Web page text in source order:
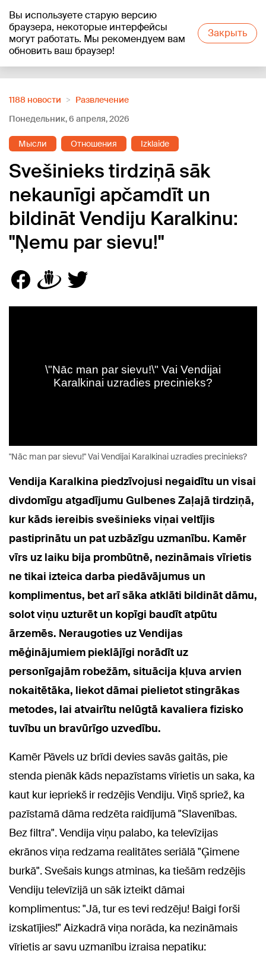
Вы используете старую версию
браузера, некоторые интерфейсы
могут работать. Мы рекомендуем вам
обновить ваш браузер!
Закрыть
+19°C
1188 новости
Развлечение
Понедельник, 6 апреля, 2026
Мысли Отношения Izklaide
Svešinieks tirdziņā sāk
nekaunīgi apčamdīt un
bildināt Vendiju Karalkinu:
"Ņemu par sievu!"
"Nāc man par sievu!" Vai Vendijai Karalkinai uzradies precinieks?
Vendija Karalkina piedzīvojusi negaidītu un visai
divdomīgu atgadījumu Gulbenes Zaļajā tirdziņā,
kur kāds iereibis svešinieks viņai veltījis
pastiprinātu un pat uzbāzīgu uzmanību. Kamēr
vīrs uz laiku bija prombūtnē, nezināmais vīrietis
ne tikai izteica darba piedāvājumus un
komplimentus, bet arī sāka atklāti bildināt dāmu,
solot viņu uzturēt un kopīgi baudīt atpūtu
ārzemēs. Neraugoties uz Vendijas
mēģinājumiem pieklājīgi norādīt uz
personīgajām robežām, situācija kļuva arvien
nokaitētāka, liekot dāmai pielietot stingrākas
metodes, lai atvairītu nelūgtā kavaliera fizisko
tuvību un bravūrīgo uzvedību.
Kamēr Pāvels uz brīdi devies savās gaitās, pie
stenda pienāk kāds nepazīstams vīrietis un saka, ka
kaut kur iepriekš ir redzējis Vendiju. Viņš spriež, ka
pazīstamā dāma redzēta raidījumā "Slavenības.
Bez filtra". Vendija viņu palabo, ka televīzijas
ekrānos viņa redzama realitātes seriālā "Ģimene
burkā". Svešais kungs atminas, ka tiešām redzējis
Vendiju televīzijā un sāk izteikt dāmai
komplimentus: "Jā, tur es tevi redzēju! Baigi forši
izskatījies!" Aizkadrā viņa norāda, ka nezināmais
vīrietis ar savu uzmanību izraisa nepatiku: